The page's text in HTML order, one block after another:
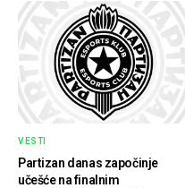
VESTI
Partizan danas započinje
učešće na finalnim